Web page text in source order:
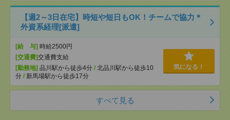
【週2～3日在宅】時短や短日もOK！チームで協力＊
外資系経理[派遣]
[給 与] 時給2500円
[交通費]交通費支給
[勤務地] 品川駅から徒歩4分 / 北品川駅から徒歩10
分 / 新馬場駅から徒歩17分
気になる！
すべて見る